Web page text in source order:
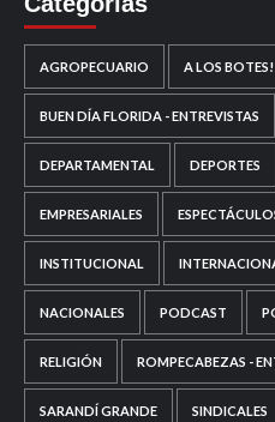
AGROPECUARIO A LOS BOTES!
BUEN DÍA FLORIDA - ENTREVISTAS
DEPARTAMENTAL DEPORTES
EMPRESARIALES
INSTITUCIONAL
NACIONALES PODCAST
RELIGIÓN ROMPECABEZAS -
SARANDÍ GRANDE SINDICALES